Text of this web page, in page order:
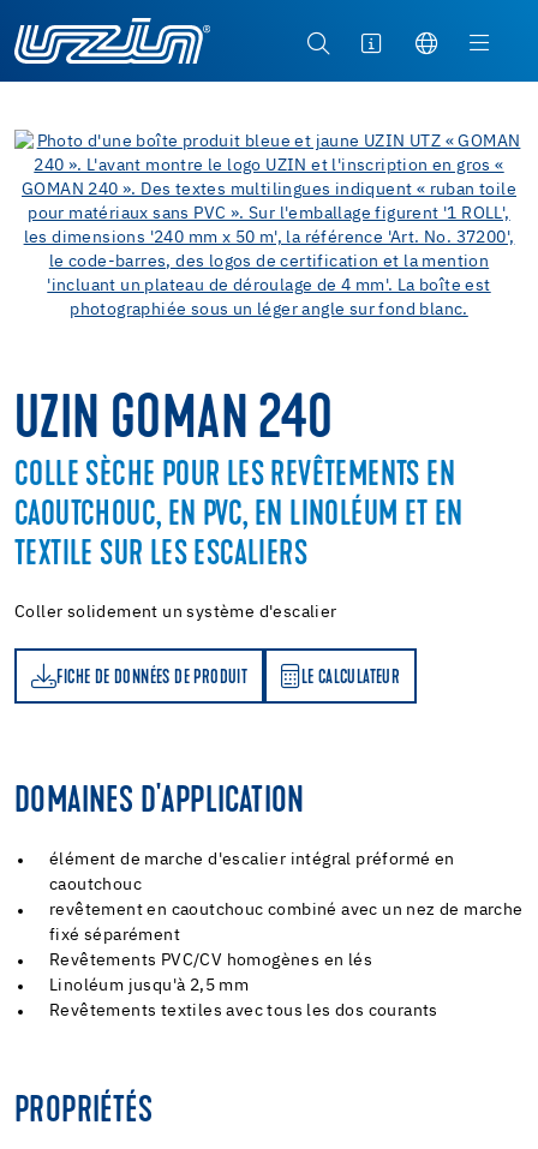
UZIN GOMAN 240
COLLE SÈCHE POUR LES REVÊTEMENTS EN
CAOUTCHOUC, EN PVC, EN LINOLÉUM ET EN
TEXTILE SUR LES ESCALIERS
Coller solidement un système d'escalier
FICHE DE DONNÉES DE PRODUIT LE CALCULATEUR
LE CALCULATEUR
DOMAINES D'APPLICATION
élément de marche d'escalier intégral préformé en
caoutchouc
revêtement en caoutchouc combiné avec un nez de marche
fixé séparément
Revêtements PVC/CV homogènes en lés
Linoléum jusqu'à 2,5 mm
Revêtements textiles avec tous les dos courants
PROPRIÉTÉS